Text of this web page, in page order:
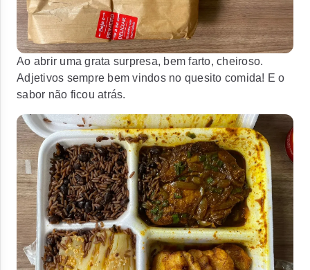
Ao abrir uma grata surpresa, bem farto, cheiroso.
Adjetivos sempre bem vindos no quesito comida! E o
sabor não ficou atrás.